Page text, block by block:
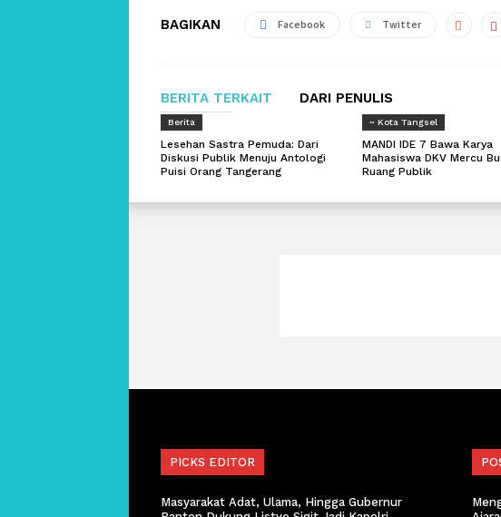
BAGIKAN Facebook Twitter
BERITA TERKAIT DARI PENULIS
Berita
Lesehan Sastra Pemuda: Dari
Diskusi Publik Menuju Antologi
Puisi Orang Tangerang
~ Kota Tangsel
MANDI IDE 7 Bawa Karya
Mahasiswa DKV Mercu
Ruang Publik
PICKS EDITOR
Masyarakat Adat, Ulama, Hingga Gubernur